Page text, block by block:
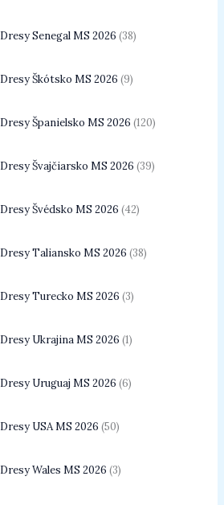
Dresy Senegal MS 2026 38
Dresy Škótsko MS 2026 9
Dresy Španielsko MS 2026 120
Dresy Švajčiarsko MS 2026 39
Dresy Švédsko MS 2026 42
Dresy Taliansko MS 2026 38
Dresy Turecko MS 2026 3
Dresy Ukrajina MS 2026 1
Dresy Uruguaj MS 2026 6
Dresy USA MS 2026 50
Dresy Wales MS 2026 3